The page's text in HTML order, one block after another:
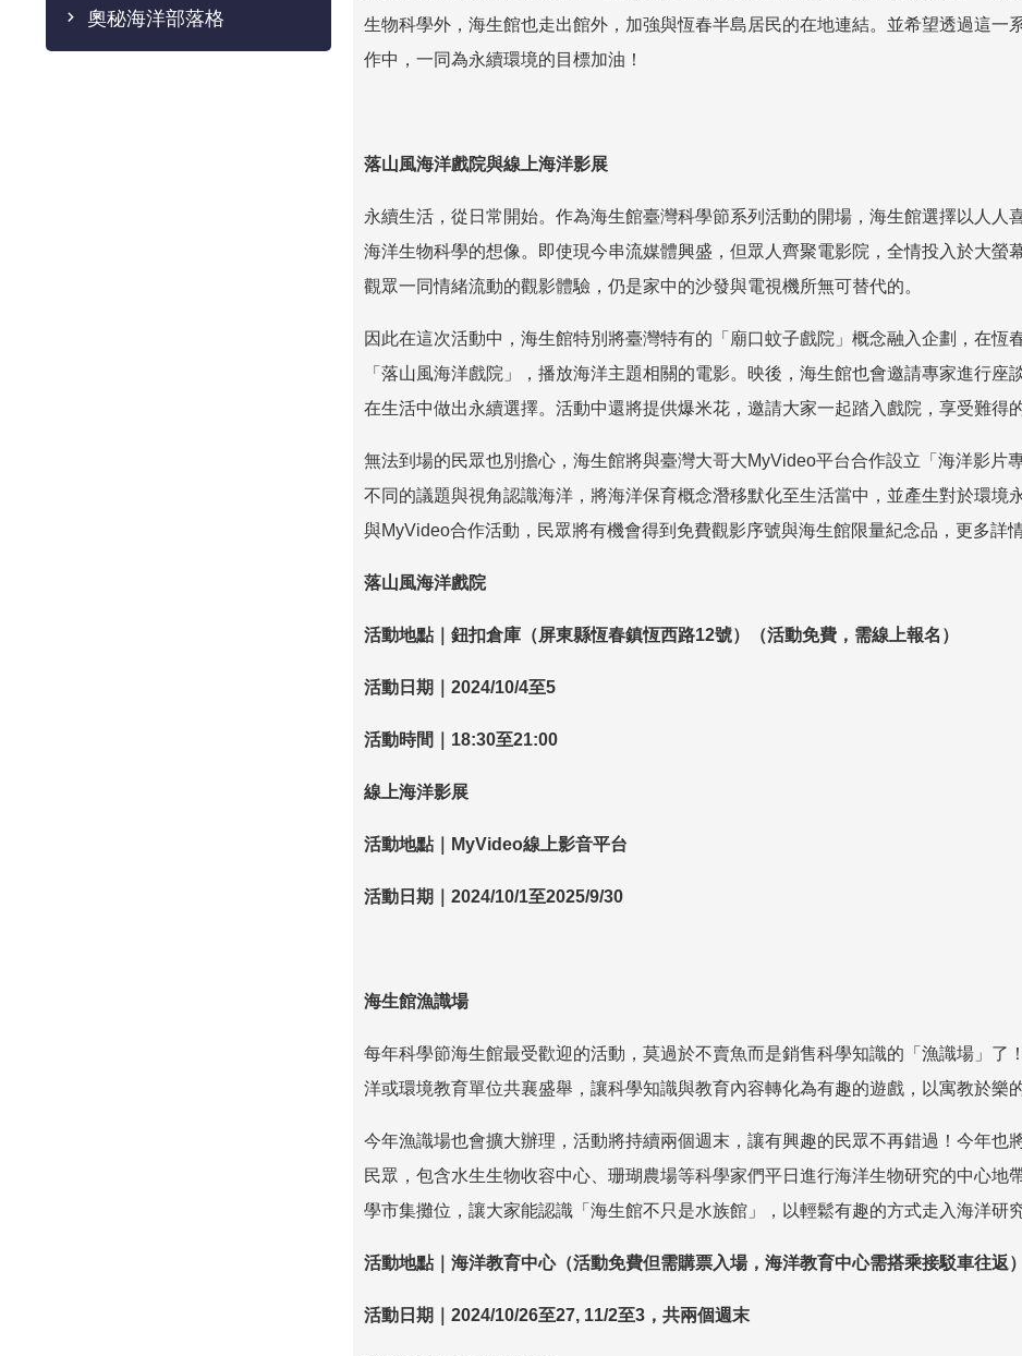
奧秘海洋部落格
生物科學外，海生館也走出館外，加強與恆春半島居民的在地連結。並希望透過這一
作中，一同為永續環境的目標加油！
落山風海洋戲院與線上海洋影展
永續生活，從日常開始。作為海生館臺灣科學節系列活動的開場，海生館選擇以人人
海洋生物科學的想像。即使現今串流媒體興盛，但眾人齊聚電影院，全情投入於大螢
觀眾一同情緒流動的觀影體驗，仍是家中的沙發與電視機所無可替代的。
因此在這次活動中，海生館特別將臺灣特有的「廟口蚊子戲院」概念融入企劃，在恆
「落山風海洋戲院」，播放海洋主題相關的電影。映後，海生館也會邀請專家進行
在生活中做出永續選擇。活動中還將提供爆米花，邀請大家一起踏入戲院，享受難得
無法到場的民眾也別擔心，海生館將與臺灣大哥大MyVideo平台合作設立「海洋影片
不同的議題與視角認識海洋，將海洋保育概念潛移默化至生活當中，並產生對於環境
與MyVideo合作活動，民眾將有機會得到免費觀影序號與海生館限量紀念品，更多詳
落山風海洋戲院
活動地點｜鈕扣倉庫（屏東縣恆春鎮恆西路12號）（活動免費，需線上報名）
活動日期｜ 2024/10/4至5
活動時間｜ 18:30至21:00
線上海洋影展
活動地點｜ MyVideo線上影音平台
活動日期｜ 2024/10/1至2025/9/30
海生館漁識場
每年科學節海生館最受歡迎的活動，莫過於不賣魚而是銷售科學知識的「漁識場」了
洋或環境教育單位共襄盛舉，讓科學知識與教育內容轉化為有趣的遊戲，以寓教於樂
今年漁識場也會擴大辦理，活動將持續兩個週末，讓有興趣的民眾不再錯過！今年也
民眾，包含水生生物收容中心、珊瑚農場等科學家們平日進行海洋生物研究的中心地
學市集攤位，讓大家能認識「海生館不只是水族館」，以輕鬆有趣的方式走入海洋研
活動地點｜海洋教育中心（活動免費但需購票入場，海洋教育中心需搭乘接駁車往返）
活動日期｜ 2024/10/26至27, 11/2至3，共兩個週末